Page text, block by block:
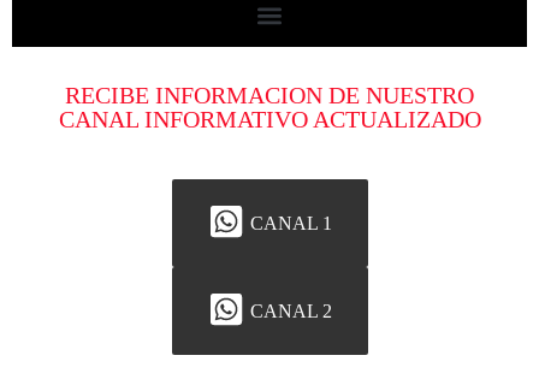
RECIBE INFORMACION DE NUESTRO
CANAL INFORMATIVO ACTUALIZADO
CANAL 1
CANAL 2